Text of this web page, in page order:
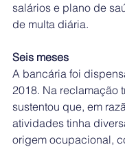
salários e plano de
de multa diária.
Seis meses
A bancária foi
2018. Na reclamação
sustentou que, em
atividades tinha
origem ocupacional,